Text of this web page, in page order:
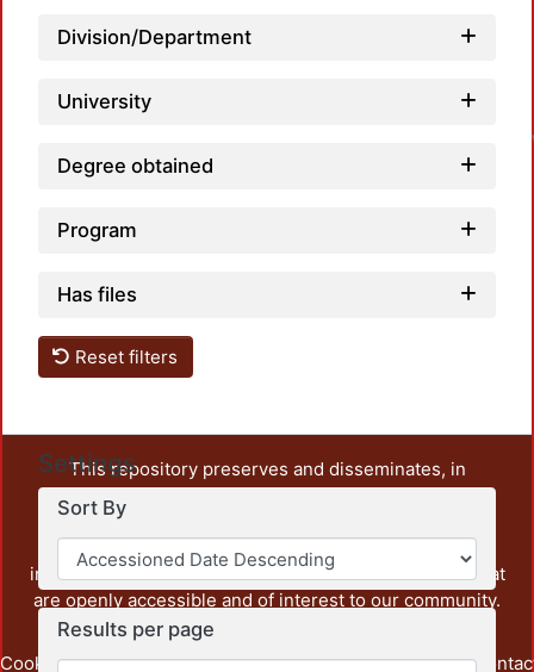
Division/Department
University
Degree obtained
Program
Has files
Reset filters
Settings
Sort By
Results per page
This repository preserves and disseminates, in
unrestricted open access, the teaching and research
output of UAM Azcapotzalco. It also includes some
administrative and graphic documents from the
institution, as well as content from other institutions that
are openly accessible and of interest to our community.
Cookie Privacy End User Send